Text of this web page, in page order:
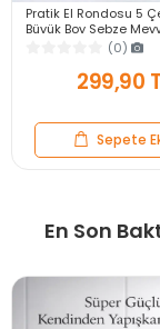
Pratik El Rondosu 5
Büyük Boy Sebze
Soğan Doğrayıcı
(0)
299,90
Sepete
En Son